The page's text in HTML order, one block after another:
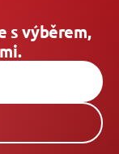
s výběrem,